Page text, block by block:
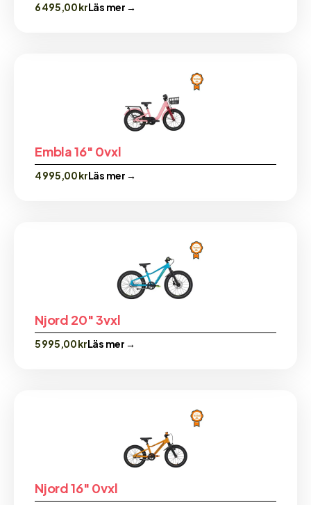
6 495,00krLäs mer →
Embla 16″ 0vxl
4 995,00krLäs mer →
Njord 20″ 3vxl
5 995,00krLäs mer →
Njord 16″ 0vxl